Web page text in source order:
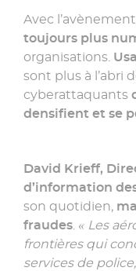
Avec l’avènement
toujours plus
organisations.
sont plus à l’abri
cyberattaquants
densifient et se
David Krieff,
d’information
son quotidien,
fraudes. « Les
frontières qui
services de